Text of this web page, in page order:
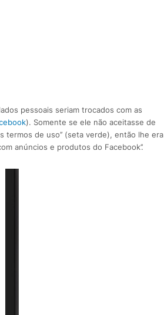
pessoais seriam trocados com as
). Somente se ele não aceitasse de
termos de uso’’ (seta verde), então lhe era
anúncios e produtos do Facebook’’.